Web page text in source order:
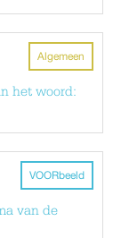
Algemeen
het woord:
VOORbeeld
van de